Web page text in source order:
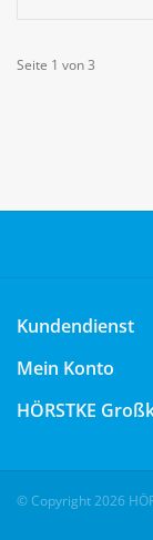
Seite 1 von 3
Kundendienst
Mein Konto
HÖRSTKE
© Copyright 2026